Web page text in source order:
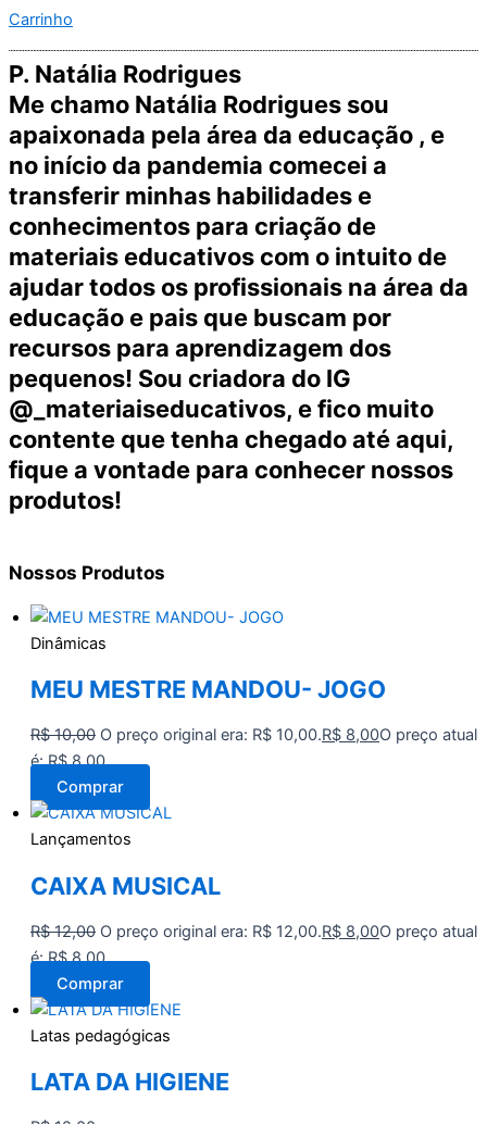
Carrinho
P. Natália Rodrigues
Me chamo Natália Rodrigues sou
apaixonada pela área da educação , e
no início da pandemia comecei a
transferir minhas habilidades e
conhecimentos para criação de
materiais educativos com o intuito de
ajudar todos os profissionais na área da
educação e pais que buscam por
recursos para aprendizagem dos
pequenos! Sou criadora do IG
@_materiaiseducativos, e fico muito
contente que tenha chegado até aqui,
fique a vontade para conhecer nossos
produtos!
Nossos Produtos
Dinâmicas
MEU MESTRE MANDOU- JOGO
R$10,00 O preço original era: R$ 10,00.R$ 8,00O preço atual
é: R$ 8,00.
Comprar
Lançamentos
CAIXA MUSICAL
R$12,00 O preço original era: R$ 12,00.R$ 8,00O preço atual
é: R$ 8,00.
Comprar
Latas pedagógicas
LATA DA HIGIENE